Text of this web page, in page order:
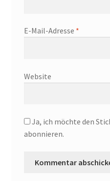
E-Mail-Adresse *
Website
Ja, ich möchte den
abonnieren.